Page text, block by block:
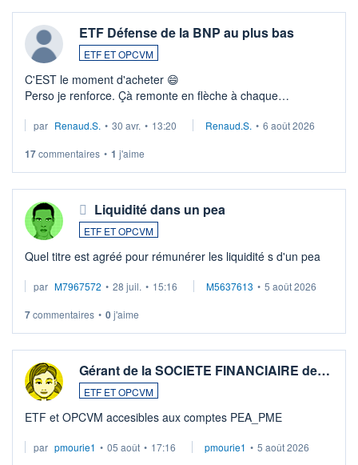
ETF Défense de la BNP au plus bas
ETF ET OPCVM
C'EST le moment d'acheter 😄​
Perso je renforce. Çà remonte en flèche à chaque
Investissement long terme tip top pour sa retraite.
par Renaud.S. • 30 avr. • 13:20 Renaud.S. • 6 août 2026
17commentaires • 1 j'aime
Liquidité dans un pea
ETF ET OPCVM
Quel titre est agréé pour rémunérer les liquidité s d'un pea
par M7967572 • 28 juil. • 15:16 M5637613 • 5 août 2026
7commentaires • 0j'aime
Gérant de la SOCIETE FINANCIAIRE de…
ETF ET OPCVM
ETF et OPCVM accesibles aux comptes PEA_PME
par pmourie1 • 05 août • 17:16 pmourie1 • 5 août 2026